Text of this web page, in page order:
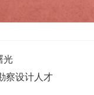
光
察设计人才